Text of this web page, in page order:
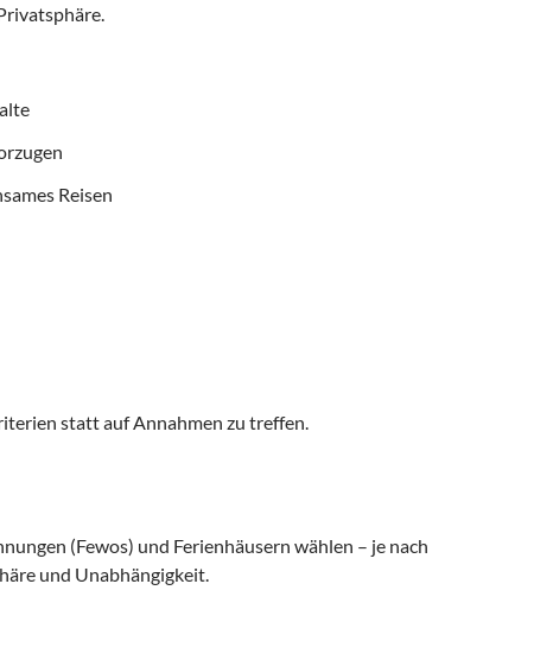
Reisen
statt auf Annahmen zu treffen.
(Fewos) und Ferienhäusern wählen – je nach
und Unabhängigkeit.